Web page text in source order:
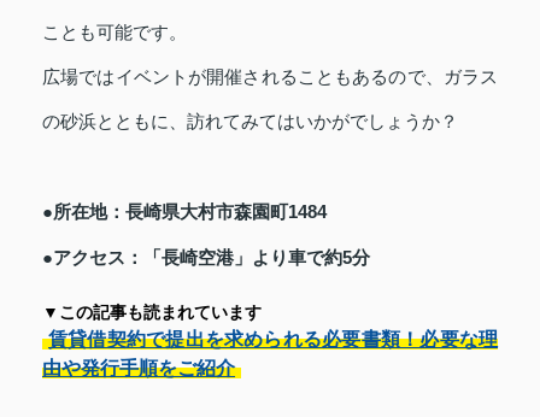
ことも可能です。
広場ではイベントが開催されることもあるので、ガラス
の砂浜とともに、訪れてみてはいかがでしょうか？
●所在地：長崎県大村市森園町1484
●アクセス：「長崎空港」より車で約5分
▼この記事も読まれています
賃貸借契約で提出を求められる必要書類！必要な理
由や発行手順をご紹介